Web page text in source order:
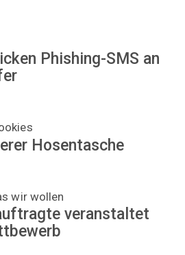
Phishing-SMS an
Hosentasche
wir wollen
veranstaltet